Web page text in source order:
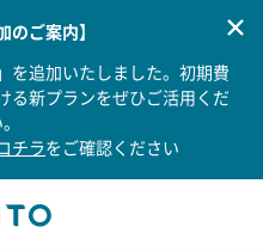
のご案内】
を追加いたしました。初期費
る新プランをぜひご活用くだ
チラをご確認ください